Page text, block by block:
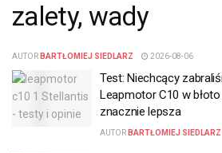
zalety, wady
AUTOR BARTŁOMIEJ SIEDLARZ 2026-08-06
Test: Niechcący
Leapmotor C10 w błoto
znacznie lepsza
AUTOR BARTŁOMIEJ SIEDLARZ